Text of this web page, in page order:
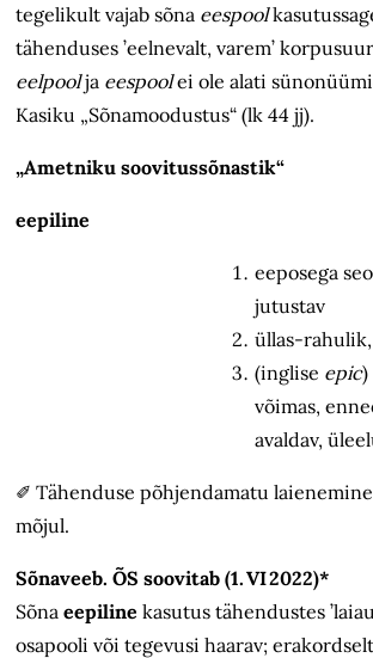
tegelikult vajab sõna eespool
tähenduses ’eelnevalt, varem’
eelpoolja eespoolei ole alati
Kasiku „Sõnamoodustus“ (lk 44 jj).
„Ametniku soovitussõnastik“
eepiline
eeposega
jutustav
üllas-
(inglise epic
võimas,
avaldav,
✐ Tähenduse põhjendamatu
mõjul.
Sõnaveeb. ÕS soovitab (1. VI 2022)*
Sõnaeepiline kasutus tähendustes
osapooli või tegevusi haarav; erakordselt